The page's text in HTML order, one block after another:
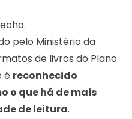
pelo Ministério da
de livros do Plano
é reconhecido
o que há de mais
de leitura.